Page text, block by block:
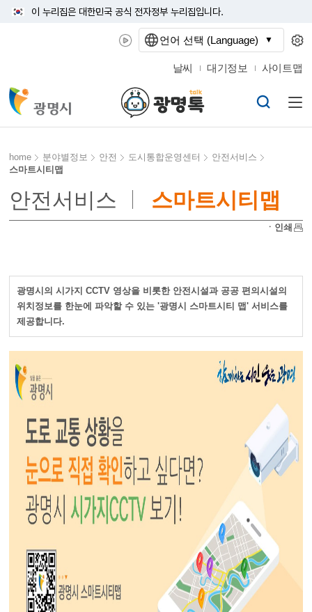
이 누리집은 대한민국 공식 전자정부 누리집입니다.
날씨 대기정보 사이트맵
home 분야별정보 안전 도시통합운영센터
안전서비스
스마트시티맵
안전서비스 스마트시티맵
ㆍ인쇄
광명시의 시가지 CCTV 영상을 비롯한 안전시설과 공공 편의시설의
위치정보를 한눈에 파악할 수 있는 '광명시 스마트시티 맵' 서비스를
제공합니다.
언어 선택 (Language)